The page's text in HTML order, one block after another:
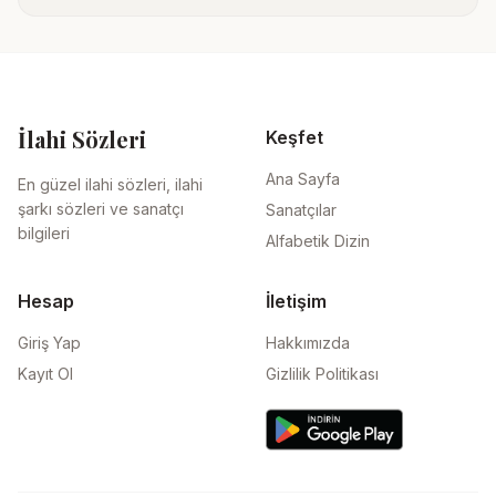
İlahi Sözleri
En güzel ilahi sözleri, ilahi
şarkı sözleri ve sanatçı
bilgileri
Keşfet
Ana Sayfa
Sanatçılar
Alfabetik Dizin
Hesap
Giriş Yap
Kayıt Ol
İletişim
Hakkımızda
Gizlilik Politikası